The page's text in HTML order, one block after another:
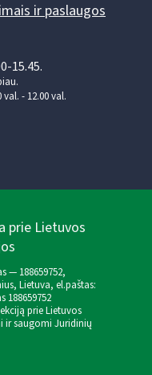
ir paslaugos
15.45.
- 12.00 val.
prie Lietuvos
— 188659752,
Lietuva, el.paštas:
188659752
prie Lietuvos
ir saugomi Juridinių